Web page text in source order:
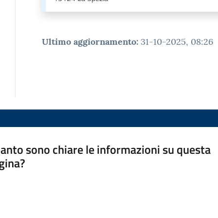
Ultimo aggiornamento: 31-10-2025, 08:26
sono chiare le informazioni su questa